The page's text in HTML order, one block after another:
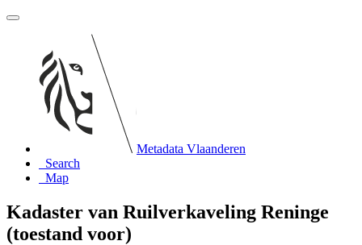
Metadata Vlaanderen
Search
Map
Kadaster van Ruilverkaveling Reninge
(toestand voor)